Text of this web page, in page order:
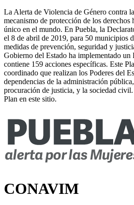
La Alerta de Violencia de Género contra
mecanismo de protección de los derechos
único en el mundo. En Puebla, la
el 8 de abril de 2019, para 50 municipios
medidas de prevención, seguridad y
Gobierno del Estado ha implementado un
contiene 159 acciones específicas. Este
coordinado que realizan los Poderes del
dependencias de la administración
procuración de justicia, y la sociedad
Plan en este sitio.
CONAVIM